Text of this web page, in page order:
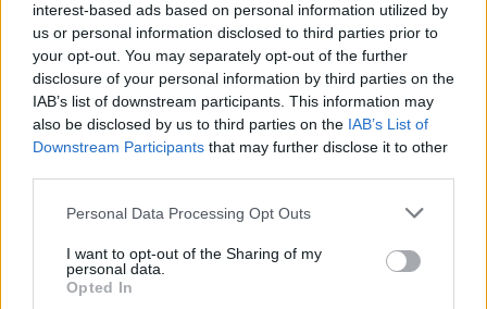
interest-based ads based on personal information utilized by
us or personal information disclosed to third parties prior to
your opt-out. You may separately opt-out of the further
disclosure of your personal information by third parties on the
IAB’s list of downstream participants. This information may
also be disclosed by us to third parties on the IAB’s List of
Downstream Participants that may further disclose it to other
Personal Data Processing Opt Outs
I want to opt-out of the Sharing of my
personal data.
Opted In
καθημερινότητα των κατοίκων.
Σχεδιασμός για τον παλαιό επιβατικό
σταθμό
Βασίλης Κικίλιαςανακοίνωσε επίσης ότι βρίσκονται σε
εξέλιξη οι διαδικασίες για την αξιοποίηση του παλαιού
επιβατικού σταθμού, ο οποίος ανήκει στον Οργανισμό
Όπως ανέφερε, σε συνεργασία με τον